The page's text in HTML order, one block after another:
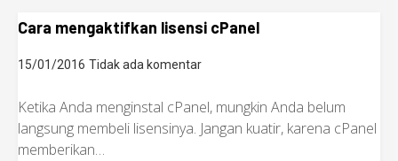
Cara mengaktifkan lisensi cPanel
15/01/2016 Tidak ada komentar
Ketika Anda menginstal cPanel, mungkin Anda belum
langsung membeli lisensinya. Jangan kuatir, karena cPanel
memberikan…